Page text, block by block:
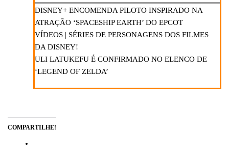
DISNEY+ ENCOMENDA PILOTO INSPIRADO NA
ATRAÇÃO ‘SPACESHIP EARTH’ DO EPCOT
VÍDEOS | SÉRIES DE PERSONAGENS DOS FILMES
DA DISNEY!
ULI LATUKEFU É CONFIRMADO NO ELENCO DE
‘LEGEND OF ZELDA’
COMPARTILHE!